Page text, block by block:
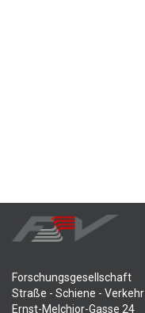
Forschungsgesellschaft
Straße - Schiene - Verkehr
Ernst-Melchior-Gasse 24